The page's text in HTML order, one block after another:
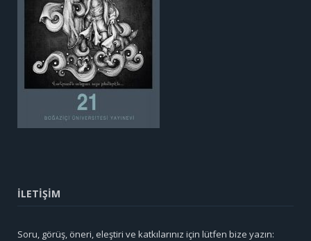
İLETİŞİM
Soru, görüş, öneri, eleştiri ve katkılarınız için lütfen bize yazın: